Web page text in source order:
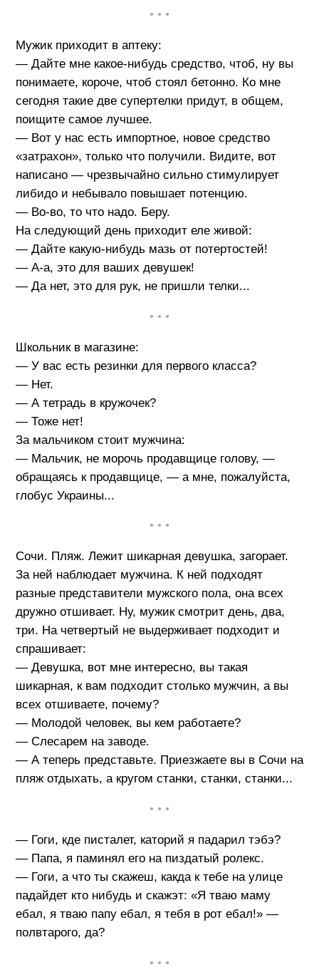
• • •
Мужик приходит в аптеку:
— Дайте мне какое-нибудь средство, чтоб, ну вы
понимаете, короче, чтоб стоял бетонно. Ко мне
сегодня такие две супертелки придут, в общем,
поищите самое лучшее.
— Вот у нас есть импортное, новое средство
«затрахон», только что получили. Видите, вот
написано — чрезвычайно сильно стимулирует
либидо и небывало повышает потенцию.
— Во-во, то что надо. Беру.
На следующий день приходит еле живой:
— Дайте какую-нибудь мазь от потертостей!
— А-а, это для ваших девушек!
— Да нет, это для рук, не пришли телки...
• • •
Школьник в магазине:
— У вас есть резинки для первого класса?
— Нет.
— А тетрадь в кружочек?
— Тоже нет!
За мальчиком стоит мужчина:
— Мальчик, не морочь продавщице голову, —
обращаясь к продавщице, — а мне, пожалуйста,
глобус Украины...
• • •
Сочи. Пляж. Лежит шикарная девушка, загорает.
За ней наблюдает мужчина. К ней подходят
разные представители мужского пола, она всех
дружно отшивает. Ну, мужик смотрит день, два,
три. На четвертый не выдерживает подходит и
спрашивает:
— Девушка, вот мне интересно, вы такая
шикарная, к вам подходит столько мужчин, а вы
всех отшиваете, почему?
— Молодой человек, вы кем работаете?
— Слесарем на заводе.
— А теперь представьте. Приезжаете вы в Сочи на
пляж отдыхать, а кругом станки, станки, станки...
• • •
— Гоги, кде писталет, каторий я падарил тэбэ?
— Папа, я паминял его на пиздатый ролекс.
— Гоги, а что ты скажеш, какда к тебе на улице
падайдет кто нибудь и скажэт: «Я тваю маму
ебал, я тваю папу ебал, я тебя в рот ебал!» —
полвтарого, да?
• • •